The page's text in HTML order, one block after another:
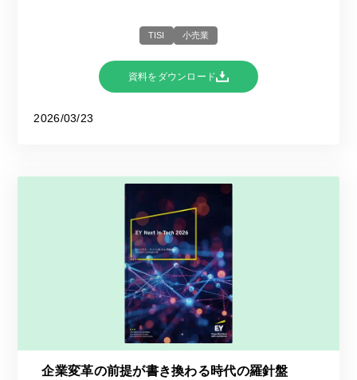
TISI 小売業
資料をダウンロード
2026/03/23
企業変革の前提が書き換わる時代の羅針盤